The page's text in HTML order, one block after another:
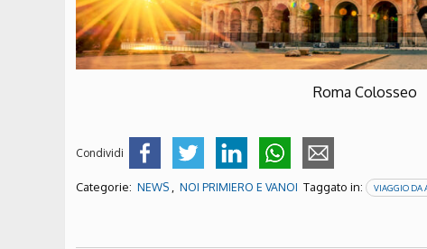
Roma Colosseo
Condividi
Categorie: NEWS NOI PRIMIERO E VANOI Taggato in: VIAGGIO DA